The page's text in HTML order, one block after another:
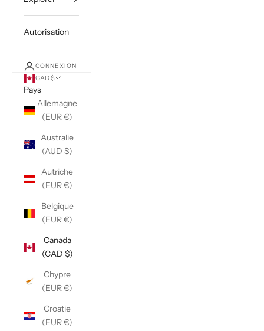
Autorisation
CONNEXION
CAD $
Pays
Allemagne
(EUR €)
Australie
(AUD $)
Autriche
(EUR €)
Belgique
(EUR €)
Canada
(CAD $)
Chypre
(EUR €)
Croatie
(EUR €)